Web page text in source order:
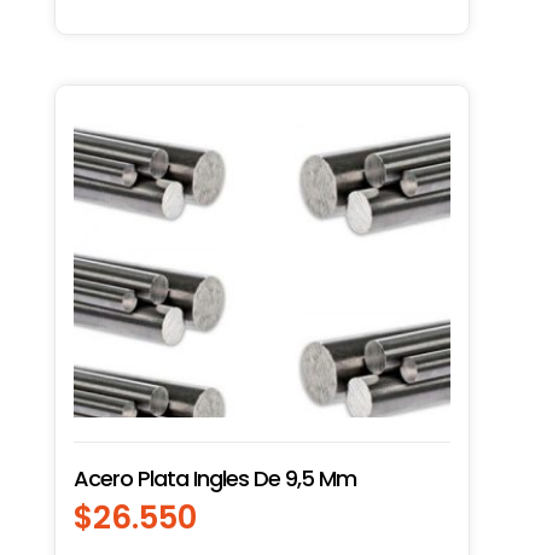
Acero Plata Ingles De 9,5 Mm
$26.550